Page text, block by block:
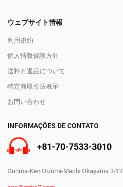
ウェブサイト情報
利用規約
個人情報保護方針
送料と返品について
特定商取引法表示
お問い合わせ
INFORMAÇÕES DE CONTATO
+81-70-7533-3010
Gunma-Ken Oizumi-Machi Okayama 3-12